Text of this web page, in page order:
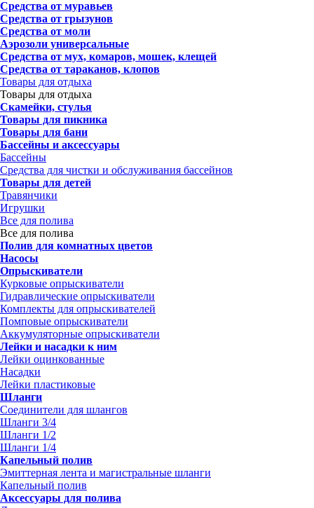
Средства от муравьев
Средства от грызунов
Средства от моли
Аэрозоли универсальные
Средства от мух, комаров, мошек, клещей
Средства от тараканов, клопов
Товары для отдыха
Товары для отдыха
Скамейки, стулья
Товары для пикника
Товары для бани
Бассейны и аксессуары
Бассейны
Средства для чистки и обслуживания бассейнов
Товары для детей
Травянчики
Игрушки
Все для полива
Все для полива
Полив для комнатных цветов
Насосы
Опрыскиватели
Курковые опрыскиватели
Гидравлические опрыскиватели
Комплекты для опрыскивателей
Помповые опрыскиватели
Аккумуляторные опрыскиватели
Лейки и насадки к ним
Лейки оцинкованные
Насадки
Лейки пластиковые
Шланги
Соединители для шлангов
Шланги 3/4
Шланги 1/2
Шланги 1/4
Капельный полив
Эмиттерная лента и магистральные шланги
Капельный полив
Аксессуары для полива